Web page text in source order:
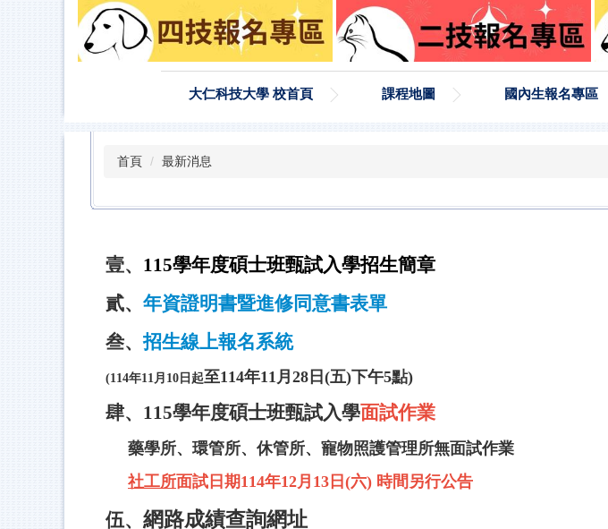
大仁科技大學 校首頁 課程地圖 國內生報名專區
首頁 最新消息
壹、 115學年度碩士班甄試入學招生簡章
貳、 年資證明書暨進修同意書表單
叁、招生線上報名系統
(114年11月10日起至114年11月28日(五)下午5點)
肆、 115學年度碩士班甄試入學面試作業
藥學所、環管所、休管所、寵物照護管理所無面試作業
社工所面試日期114年12月13日(六) 時間另行公告
伍、 網路成績查詢網址